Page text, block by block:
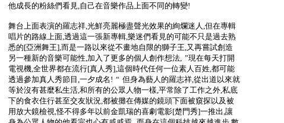
他成長的粉絲們看見,自己在音樂作品上面不同的轉變!
舞台上面表演的羅志祥,光鮮亮麗極盡聲光效果的絢爛迷人,但在專輯
唱片的路線上面,透過這一張新專輯,樂迷們看見的可能不只是過去熟
悉的[亞洲舞王],而是一路以來從不畫地自限的獅子王,又再嘗試創造
另一種新的音樂可能性,加入了更多的個人創作想法, ”現在每天打開
電視機,全世界都在流行[真人秀],這個時代任何一位素人百姓,都可能
透過參加真人秀節目,一夕成名! “ 但身為藝人的羅志祥,從出道以來就
等於沒有甚麼私生活,和所有的公眾人物一樣,平常除了工作之外,私底
下的食衣住行甚至交友狀況,都被攤在傳媒的鏡頭下面被窺探以及被
用放大鏡檢視,怪不得多年以前金凱瑞的喜劇電影[楚門秀]一推出,讓